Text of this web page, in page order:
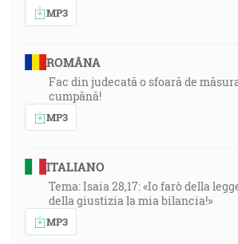
MP3
ROMÂNA
Fac din judecată o sfoară de
cumpănă!
MP3
ITALIANO
Tema: Isaia 28,17: «Io farò della
della giustizia la mia bilancia!»
MP3